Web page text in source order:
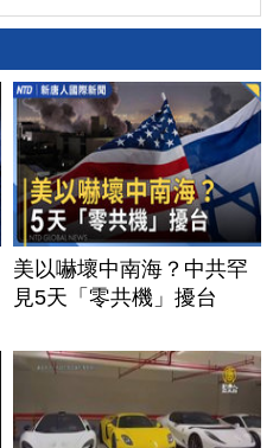
美以嚇壞中南海？中共罕
見5天「零共機」擾台